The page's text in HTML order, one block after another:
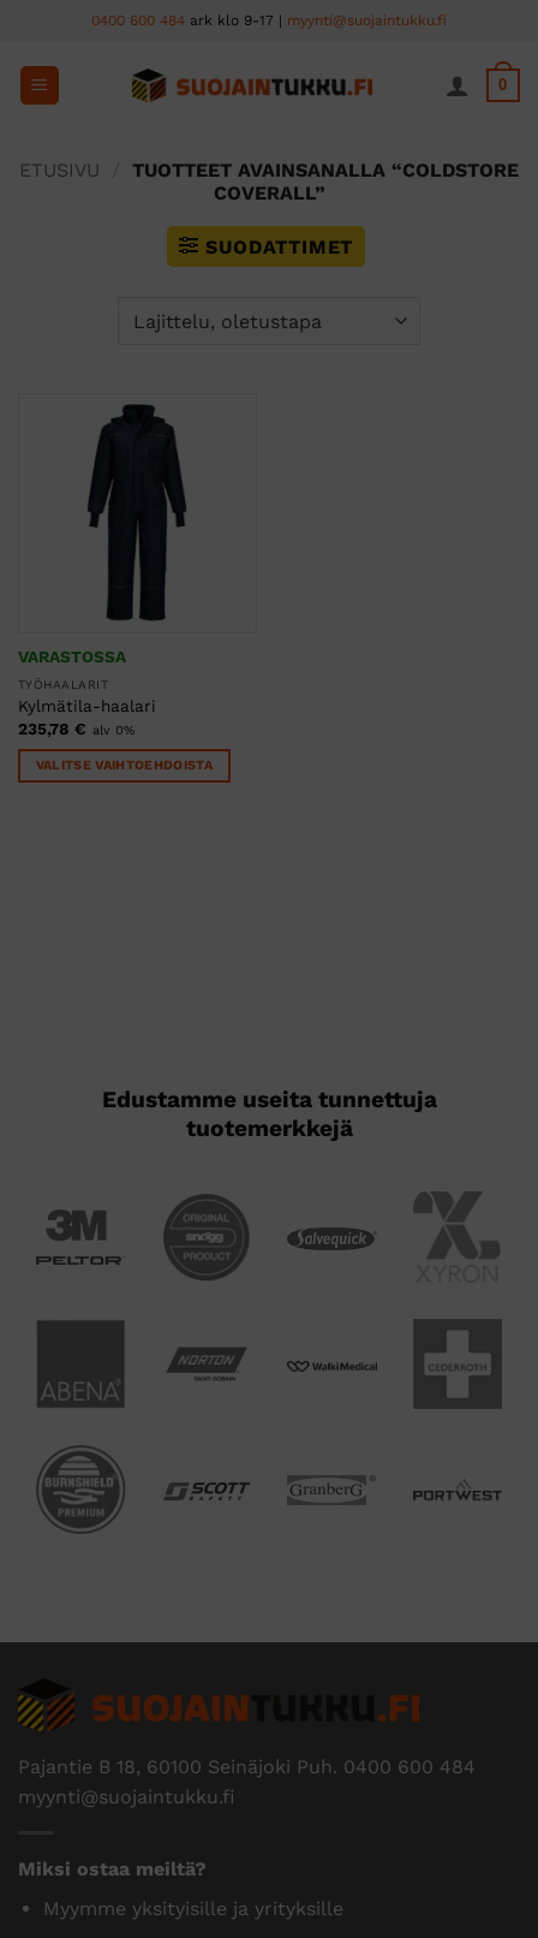
content
0400 600 484 ark klo 9-17 | myynti@suojaintukku.fi
0
ETUSIVU
TUOTTEET AVAINSANALLA “COLDSTORE
COVERALL”
SUODATTIMET
VARASTOSSA
TYÖHAALARIT
Kylmätila-haalari
235,78 € alv 0%
VALITSE VAIHTOEHDOISTA
Edustamme useita tunnettuja
tuotemerkkejä
Pajantie B 18, 60100 Seinäjoki Puh. 0400 600 484
myynti@suojaintukku.fi
Miksi ostaa meiltä?
Myymme yksityisille ja yrityksille